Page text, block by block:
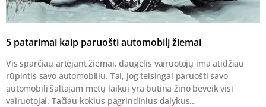
5 patarimai kaip paruošti automobilį žiemai
Vis sparčiau artėjant žiemai, daugelis vairuotojų ima atidžiau
rūpintis savo automobiliu. Tai, jog teisingai paruošti savo
automobilį šaltajam metų laikui yra būtina žino beveik visi
vairuotojai. Tačiau kokius pagrindinius dalykus…